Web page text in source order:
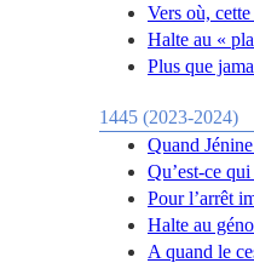
Vers où,
Halte au «
Plus que
1445 (2023-2024)
Quand
Qu’est-ce
Pour l’arrêt
Halte au
A quand le